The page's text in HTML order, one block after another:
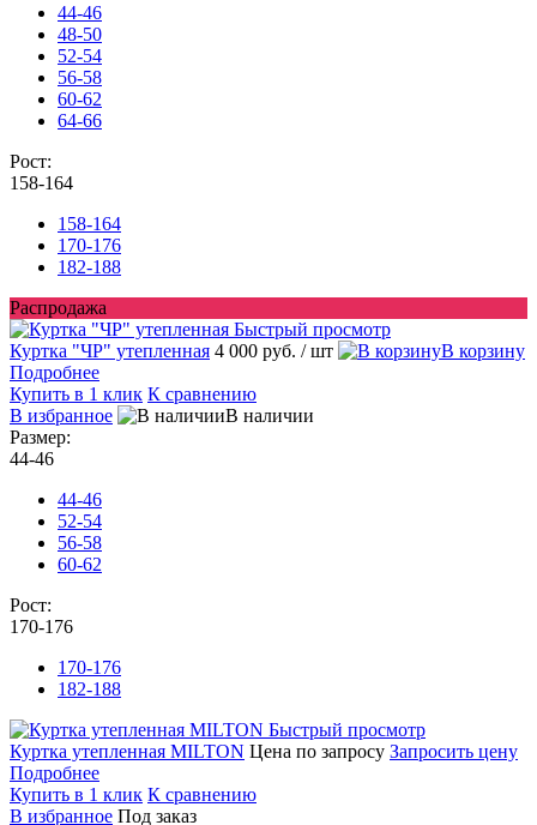
44-46
48-50
52-54
56-58
60-62
64-66
Рост:
158-164
158-164
170-176
182-188
Распродажа
Быстрый просмотр
Куртка "ЧР" утепленная 4 000 руб. / шт
В корзину
Подробнее
Купить в 1 клик К сравнению
В избранное
В наличии
Размер:
44-46
44-46
52-54
56-58
60-62
Рост:
170-176
170-176
182-188
Быстрый просмотр
Куртка утепленная MILTON Цена по запросу Запросить цену
Подробнее
Купить в 1 клик К сравнению
В избранное Под заказ